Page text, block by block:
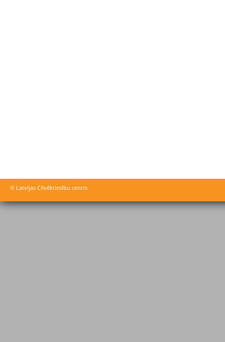
© Latvijas Cilvēktiesību centrs